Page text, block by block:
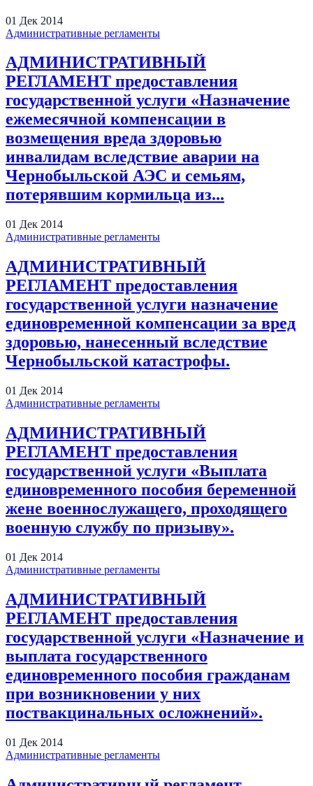
01 Дек 2014
Административные регламенты
АДМИНИСТРАТИВНЫЙ
РЕГЛАМЕНТ предоставления
государственной услуги «Назначение
ежемесячной компенсации в
возмещения вреда здоровью
инвалидам вследствие аварии на
Чернобыльской АЭС и семьям,
потерявшим кормильца из...
01 Дек 2014
Административные регламенты
АДМИНИСТРАТИВНЫЙ
РЕГЛАМЕНТ предоставления
государственной услуги назначение
единовременной компенсации за вред
здоровью, нанесенный вследствие
Чернобыльской катастрофы.
01 Дек 2014
Административные регламенты
АДМИНИСТРАТИВНЫЙ
РЕГЛАМЕНТ предоставления
государственной услуги «Выплата
единовременного пособия беременной
жене военнослужащего, проходящего
военную службу по призыву».
01 Дек 2014
Административные регламенты
АДМИНИСТРАТИВНЫЙ
РЕГЛАМЕНТ предоставления
государственной услуги «Назначение и
выплата государственного
единовременного пособия гражданам
при возникновении у них
поствакцинальных осложнений».
01 Дек 2014
Административные регламенты